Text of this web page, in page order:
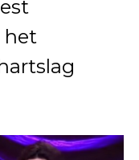
het